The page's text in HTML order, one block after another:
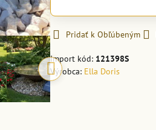
Pridať k Obľúbeným
Import kód: 121398S
Výrobca: Ella Doris